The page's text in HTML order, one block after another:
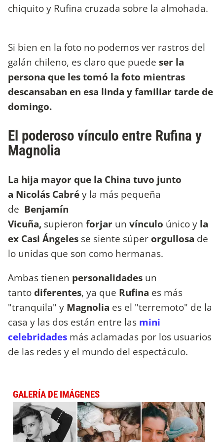
chiquito y Rufina cruzada sobre la almohada.
Si bien en la foto no podemos ver rastros del
galán chileno, es claro que puede ser la
persona que les tomó la foto mientras
descansaban en esa linda y familiar tarde de
domingo.
El poderoso vínculo entre Rufina y
Magnolia
La hija mayor que la China tuvo junto
a Nicolás Cabréy la más pequeña
de Benjamín
Vicuña, supieron forjar un vínculo único y la
ex Casi Ángeles se siente súper orgullosa de
lo unidas que son como hermanas.
Ambas tienen personalidades un
tantodiferentes, ya que Rufina es más
"tranquila" y Magnolia es el "terremoto" de la
casa y las dos están entre las mini
celebridades más aclamadas por los usuarios
de las redes y el mundo del espectáculo.
GALERÍA DE IMÁGENES